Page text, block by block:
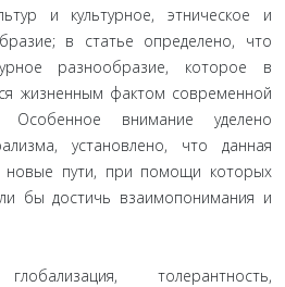
и культурное, этническое и
в статье определено, что
разнообразие, которое в
жизненным фактом современной
Особенное внимание уделено
установлено, что данная
новые пути, при помощи которых
бы достичь взаимопонимания и
глобализация, толерантность,